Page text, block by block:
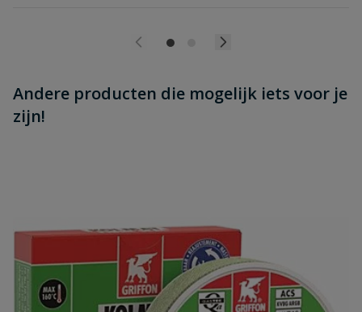
Andere producten die mogelijk iets voor je
zijn!